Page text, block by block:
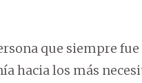
que siempre
hacia los más